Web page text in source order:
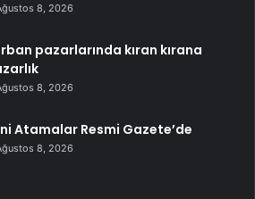
8, 2026
pazarlarında kıran kırana
8, 2026
Atamalar Resmi Gazete’de
8, 2026